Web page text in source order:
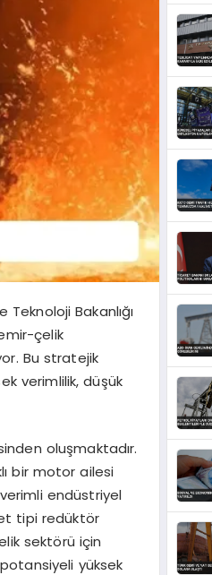
Bakanlığı
çelik
Bu stratejik
verimlilik, düşük
oluşmaktadır.
bir motor ailesi
endüstriyel
tipi redüktör
sektörü için
yüksek